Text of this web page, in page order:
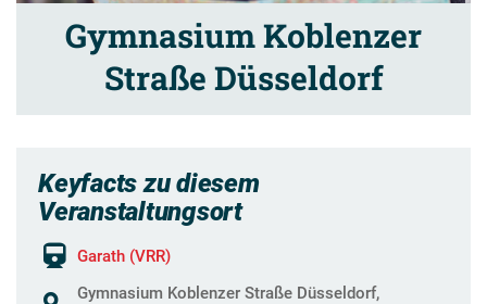
Gymnasium Koblenzer
Straße Düsseldorf
Keyfacts zu diesem
Veranstaltungsort
Garath (VRR)
Gymnasium Koblenzer Straße Düsseldorf,